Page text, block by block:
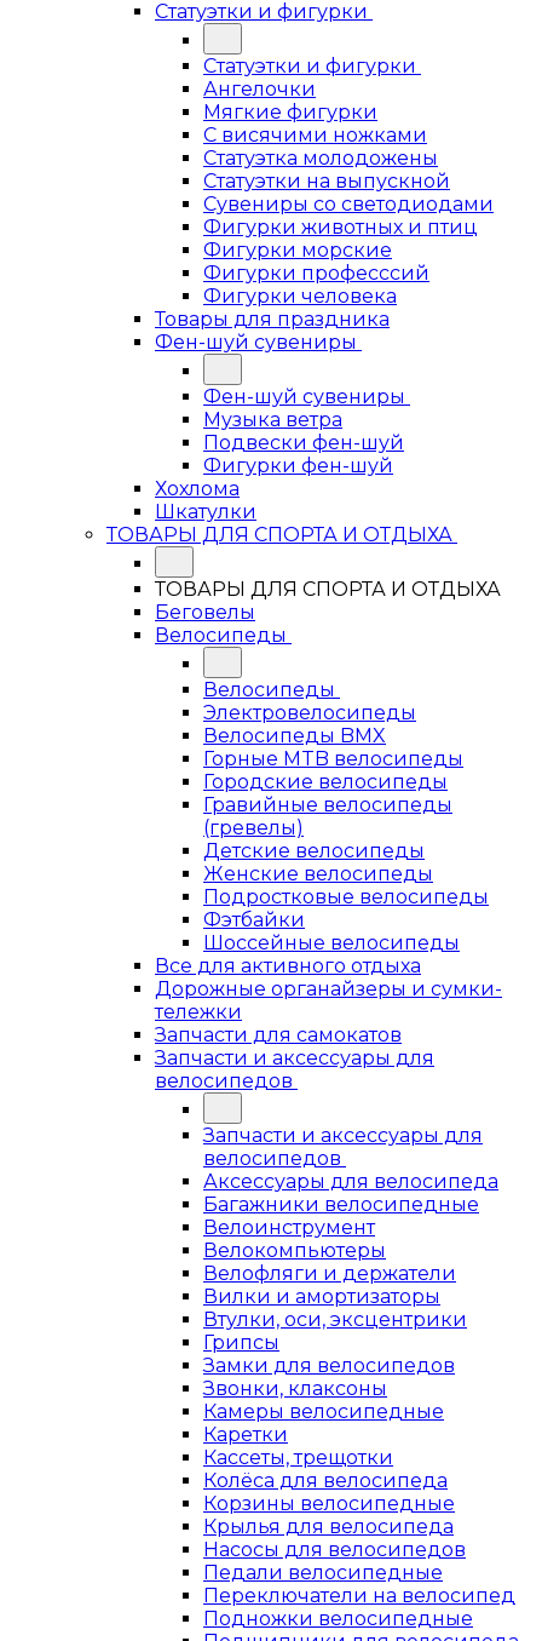
Статуэтки и фигурки
Статуэтки и фигурки
Ангелочки
Мягкие фигурки
С висячими ножками
Статуэтка молодожены
Статуэтки на выпускной
Сувениры со светодиодами
Фигурки животных и птиц
Фигурки морские
Фигурки професссий
Фигурки человека
Товары для праздника
Фен-шуй сувениры
Фен-шуй сувениры
Музыка ветра
Подвески фен-шуй
Фигурки фен-шуй
Хохлома
Шкатулки
ТОВАРЫ ДЛЯ СПОРТА И ОТДЫХА
ТОВАРЫ ДЛЯ СПОРТА И ОТДЫХА
Беговелы
Велосипеды
Велосипеды
Электровелосипеды
Велосипеды BMX
Горные MTB велосипеды
Городские велосипеды
Гравийные велосипеды
(гревелы)
Детские велосипеды
Женские велосипеды
Подростковые велосипеды
Фэтбайки
Шоссейные велосипеды
Все для активного отдыха
Дорожные органайзеры и сумки-
тележки
Запчасти для самокатов
Запчасти и аксессуары для
велосипедов
Запчасти и аксессуары для
велосипедов
Аксессуары для велосипеда
Багажники велосипедные
Велоинструмент
Велокомпьютеры
Велофляги и держатели
Вилки и амортизаторы
Втулки, оси, эксцентрики
Грипсы
Замки для велосипедов
Звонки, клаксоны
Камеры велосипедные
Каретки
Кассеты, трещотки
Колёса для велосипеда
Корзины велосипедные
Крылья для велосипеда
Насосы для велосипедов
Педали велосипедные
Переключатели на велосипед
Подножки велосипедные